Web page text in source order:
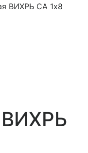
ВИХРЬ СА 1х8